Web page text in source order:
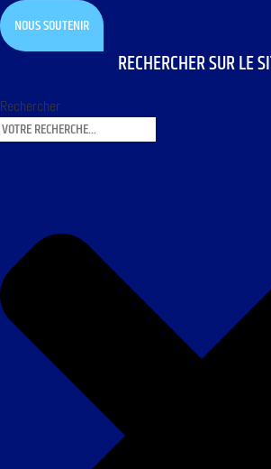
NOUS SOUTENIR
RECHERCHER SUR LE
Rechercher